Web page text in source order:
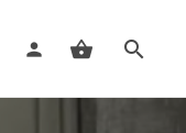
Accedi